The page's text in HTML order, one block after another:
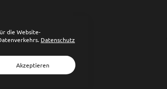
die Website-
Datenschutz
Akzeptieren